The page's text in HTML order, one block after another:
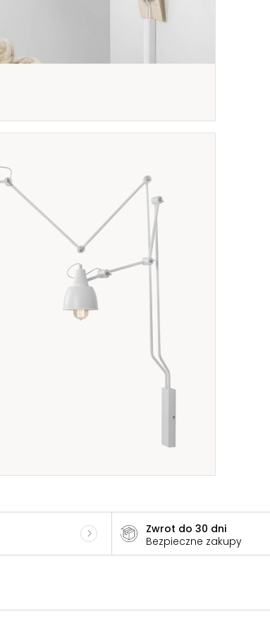
Zwrot do 30 dni
Bezpieczne zakupy